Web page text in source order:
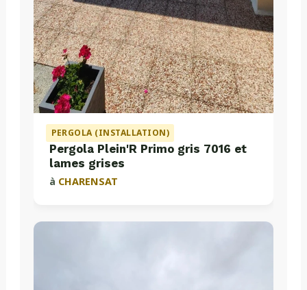
PERGOLA (INSTALLATION)
Pergola Plein'R Primo gris 7016 et
lames grises
à CHARENSAT